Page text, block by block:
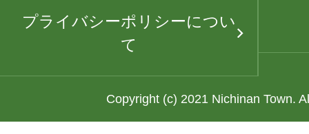
プライバシーポリシーについ
て
Copyright (c) 2021 Nichinan Town.